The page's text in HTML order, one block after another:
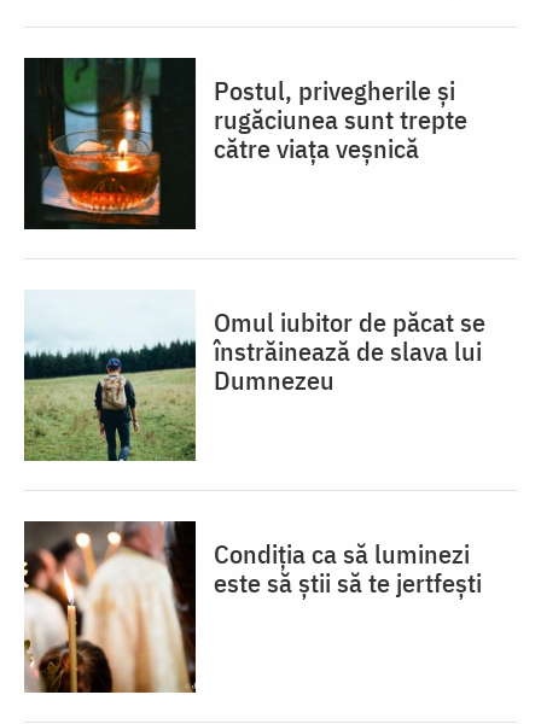
Postul, privegherile și
rugăciunea sunt trepte
către viața veșnică
Omul iubitor de păcat se
înstrăinează de slava lui
Dumnezeu
Condiția ca să luminezi
este să știi să te jertfești